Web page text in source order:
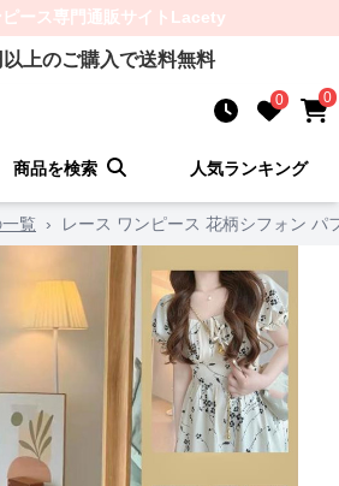
ース専門通販サイト Lacety
上のご購入で送料無料
0 0
商品を検索 人気ランキング
覧 › レース ワンピース 花柄シフォン パ